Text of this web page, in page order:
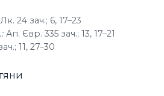
24 зач.; 6, 17–23
Ап. Євр. 335 зач.; 13, 17–21
11, 27–30